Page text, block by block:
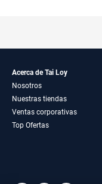
Acerca de Tai Loy
Nosotros
Nuestras tiendas
Ventas corporativas
Top Ofertas